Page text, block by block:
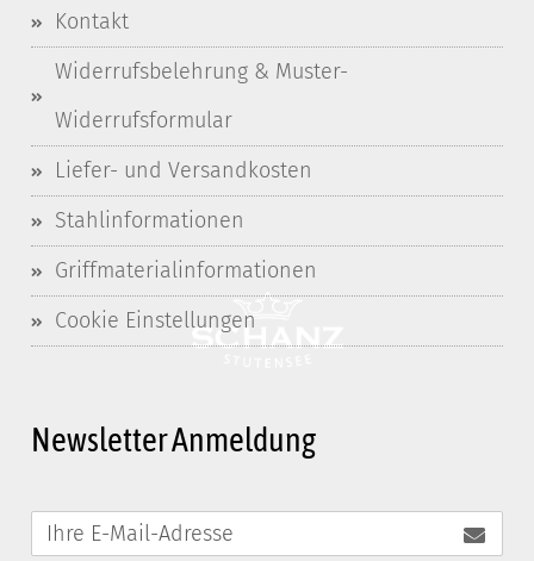
Kontakt
Widerrufsbelehrung & Muster-
Widerrufsformular
Liefer- und Versandkosten
Stahlinformationen
Griffmaterialinformationen
Cookie Einstellungen
Newsletter Anmeldung